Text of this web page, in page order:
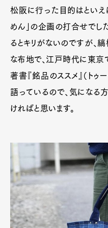
松阪に行った目的はといえ
めん」の企画の打合せでし
るとキリがないのですが、
な布地で、江戸時代に東京
著書『銘品のススメ』（トゥ
語っているので、気になる
ければと思います。